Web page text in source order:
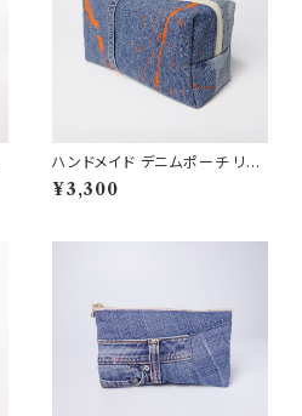
ハンドメイド デニムポーチ リサ
イクル素材使用 大容量 旅行や
コスメ用 送料無料 RD24005
¥3,300